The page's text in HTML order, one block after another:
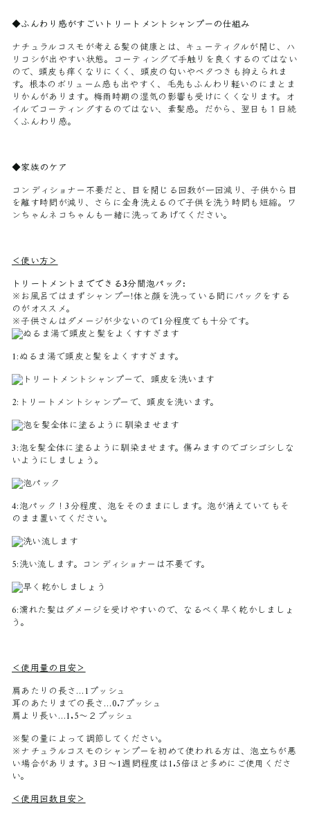
◆ふんわり感がすごいトリートメントシャンプーの仕組み
ナチュラルコスモが考える髪の健康とは、キューティクルが閉じ、ハ
リコシが出やすい状態。コーティングで手触りを良くするのではない
ので、頭皮も痒くなりにくく、頭皮の匂いやベタつきも抑えられま
す。根本のボリューム感も出やすく、毛先もふんわり軽いのにまとま
りかんがあります。梅雨時期の湿気の影響も受けにくくなります。オ
イルでコーティングするのではない、素髪感。だから、翌日も１日続
くふんわり感。
◆家族のケア
コンディショナー不要だと、目を閉じる回数が一回減り、子供から目
を離す時間が減り、さらに全身洗えるので子供を洗う時間も短縮。ワ
ンちゃんネコちゃんも一緒に洗ってあげてください。
＜使い方＞
トリートメントまでできる3分間泡パック:
※お風呂ではまずシャンプー!体と顔を洗っている間にパックをする
のがオススメ。
※子供さんはダメージが少ないので1分程度でも十分です。
1:ぬるま湯で頭皮と髪をよくすすぎます。
2:トリートメントシャンプーで、頭皮を洗います。
3:泡を髪全体に塗るように馴染ませます。傷みますのでゴシゴシしな
いようにしましょう。
4:泡パック！3分程度、泡をそのままにします。泡が消えていてもそ
のまま置いてください。
5:洗い流します。コンディショナーは不要です。
6:濡れた髪はダメージを受けやすいので、なるべく早く乾かしましょ
う。
＜使用量の目安＞
肩あたりの長さ…1プッシュ
耳のあたりまでの長さ…0.7プッシュ
肩より長い…1.5〜２プッシュ
※髪の量によって調節してください。
※ナチュラルコスモのシャンプーを初めて使われる方は、泡立ちが悪
い場合があります。3日～1週間程度は1.5倍ほど多めにご使用くださ
い。
＜使用回数目安＞